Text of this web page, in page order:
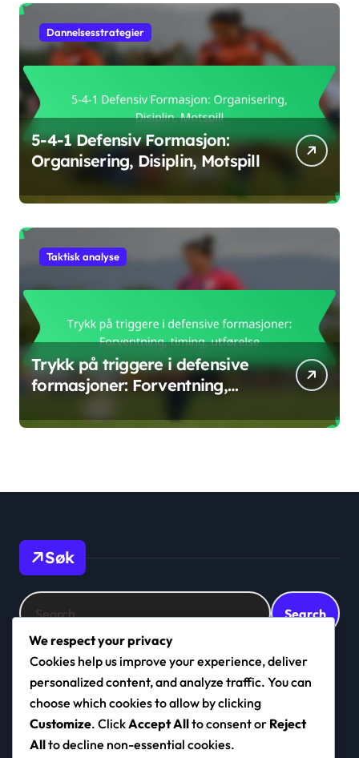
Dannelsesstrategier
5-4-1 Defensiv Formasjon:
Organisering, Disiplin, Motspill
Taktisk analyse
Trykk på triggere i defensive
formasjoner: Forventning,
Søk
Search
for:
navigo.no
We respect your privacy
Cookies help us improve your experience, deliver
personalized content, and analyze traffic. You can
choose which cookies to allow by clicking
Customize. ClickAccept Allto consent or Reject
Allto decline non-essential cookies.